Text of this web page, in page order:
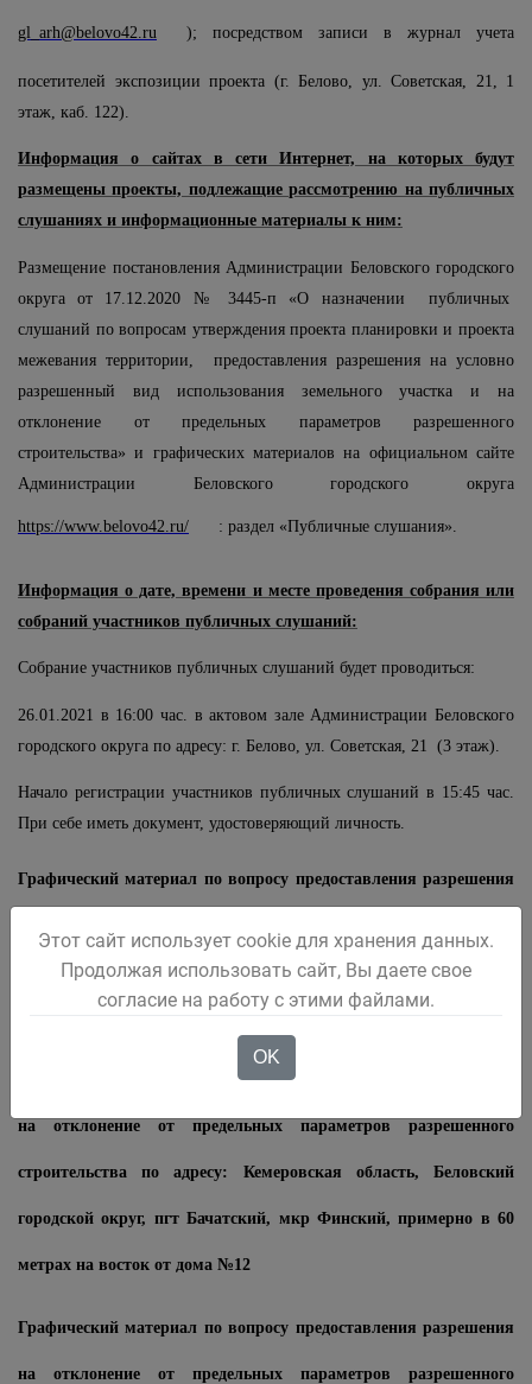
gl arh@belovo42. ru ); посредством записи в журнал учета
посетителей экспозиции проекта (г. Белово, ул. Советская, 21, 1
этаж, каб. 122).
Информация о сайтах в сети Интернет, на которых будут
размещены проекты, подлежащие рассмотрению на публичных
слушаниях и информационные материалы к ним:
Размещение постановления Администрации Беловского городского
округа от 17.12.2020 № 3445-п «О назначении публичных
слушаний по вопросам утверждения проекта планировки и проекта
межевания территории,
предоставления разрешения на условно
разрешенный вид использования земельного участка и на
отклонение от предельных параметров разрешенного
строительства» и графических материалов на официальном сайте
Администрации Беловского городского округа
https://www.belovo42.ru/ : раздел «Публичные слушания».
Информация о дате, времени и месте проведения собрания или
собраний участников публичных слушаний:
Собрание участников публичных слушаний будет проводиться:
26.01.2021 в 16:00 час. в актовом зале Администрации Беловского
городского округа по адресу: г. Белово, ул. Советская, 21 (3 этаж).
Начало регистрации участников публичных слушаний в 15:45 час.
При себе иметь документ, удостоверяющий личность.
Графический материал по вопросу предоставления разрешения
кадастровый номер: 42:21:0108006:7 адрес: Кемеровская
Графический материал по вопросу предоставления разрешения
на отклонение от предельных параметров разрешенного
строительства по адресу: Кемеровская область, Беловский
городской округ, пгт Бачатский, мкр Финский, примерно в 60
метрах на восток от дома №12
Графический материал по вопросу предоставления разрешения
на отклонение от предельных параметров разрешенного
Этот сайт использует cookie для хранения данных.
Продолжая использовать сайт, Вы даете свое
согласие на работу с этими файлами.
OK